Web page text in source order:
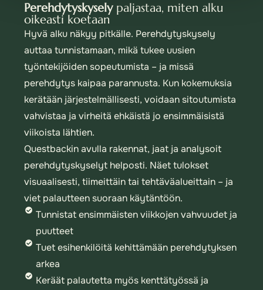
Perehdytyskyselypaljastaa, miten alku
oikeasti koetaan
Hyvä alku näkyy pitkälle. Perehdytyskysely
auttaa tunnistamaan, mikä tukee uusien
työntekijöiden sopeutumista – ja missä
perehdytys kaipaa parannusta. Kun kokemuksia
kerätään järjestelmällisesti, voidaan sitoutumista
vahvistaa ja virheitä ehkäistä jo ensimmäisistä
viikoista lähtien.
Questbackin avulla rakennat, jaat ja analysoit
perehdytyskyselyt helposti. Näet tulokset
visuaalisesti, tiimeittäin tai tehtäväalueittain – ja
viet palautteen suoraan käytäntöön.
Tunnistat ensimmäisten viikkojen vahvuudet ja
puutteet
Tuet esihenkilöitä kehittämään perehdytyksen
arkea
Keräät palautetta myös kenttätyössä ja